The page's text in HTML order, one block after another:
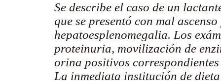
Se describe el caso de un
que se presentó con mal
hepatoesplenomegalia. Los
proteinuria, movilización de
orina positivos
La inmediata institución de